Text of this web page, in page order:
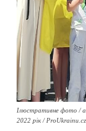
Ілюстративне фото /
2022 рік / ProUkrainu.cz